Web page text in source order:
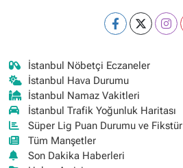
İstanbul Nöbetçi Eczaneler
İstanbul Hava Durumu
İstanbul Namaz Vakitleri
İstanbul Trafik Yoğunluk Haritası
Süper Lig Puan Durumu ve Fikstür
Tüm Manşetler
Son Dakika Haberleri